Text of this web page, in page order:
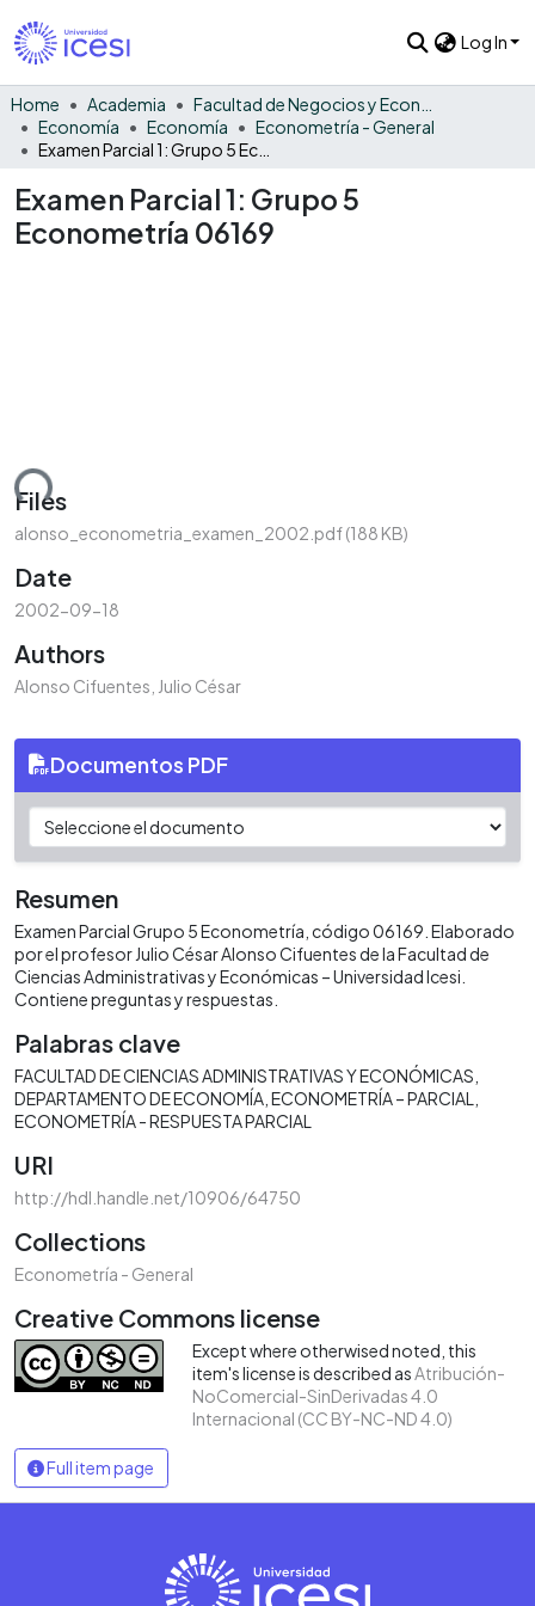
Log In
Home Academia
Economía
Economía
Econometría - General
Examen Parcial 1: Grupo 5
Econometría 06169
Files
alonso_econometria_examen_2002.pdf(188 KB)
Date
2002-09-18
Authors
Alonso Cifuentes, Julio César
Documentos PDF
Resumen
Examen Parcial Grupo 5 Econometría, código 06169. Elaborado
por el profesor Julio César Alonso Cifuentes de la Facultad de
Ciencias Administrativas y Económicas – Universidad Icesi.
Contiene preguntas y respuestas.
Palabras clave
FACULTAD DE CIENCIAS ADMINISTRATIVAS Y ECONÓMICAS
DEPARTAMENTO DE ECONOMÍA ECONOMETRÍA – PARCIAL
ECONOMETRÍA - RESPUESTA PARCIAL
URI
http://hdl.handle.net/10906/64750
Collections
Econometría - General
Creative Commons license
Except where otherwised noted, this
item's license is described asAtribución-
NoComercial-SinDerivadas 4.0
Internacional (CC BY-NC-ND 4.0)
Full item page